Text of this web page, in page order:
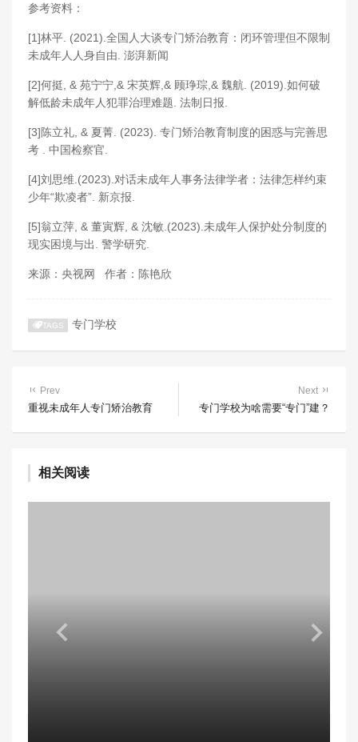
参考资料：
[1]林平. (2021).全国人大谈专门矫治教育：闭环管理但不限制
未成年人人身自由. 澎湃新闻
[2]何挺, & 苑宁宁,& 宋英辉,& 顾琤琮,& 魏航. (2019).如何破
解低龄未成年人犯罪治理难题. 法制日报.
[3]陈立礼, & 夏菁. (2023). 专门矫治教育制度的困惑与完善思
考 . 中国检察官.
[4]刘思维.(2023).对话未成年人事务法律学者：法律怎样约束
少年“欺凌者”. 新京报.
[5]翁立萍, & 董寅辉, & 沈敏.(2023).未成年人保护处分制度的
现实困境与出. 警学研究.
来源：央视网 作者：陈艳欣
TAGS 专门学校
Prev
重视未成年人专门矫治教育
Next
专门学校为啥需要“专门”建？
相关阅读